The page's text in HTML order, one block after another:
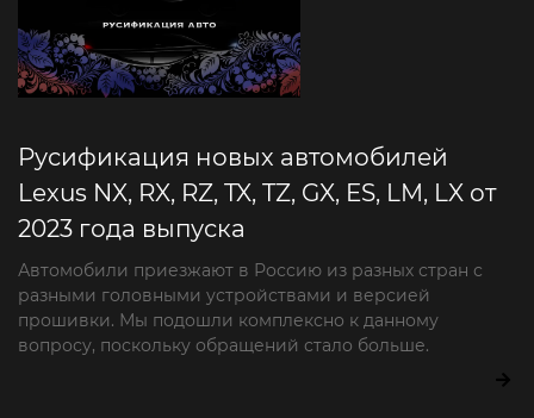
Русификация новых автомобилей
Lexus NX, RX, RZ, TX, TZ, GX, ES, LM, LX от
2023 года выпуска
Автомобили приезжают в Россию из разных стран с
разными головными устройствами и версией
прошивки. Мы подошли комплексно к данному
вопросу, поскольку обращений стало больше.